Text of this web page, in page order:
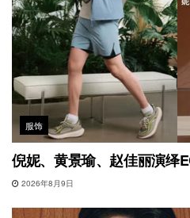
服饰
倪妮、黄景瑜、赵佳丽演绎
2026年8月9日